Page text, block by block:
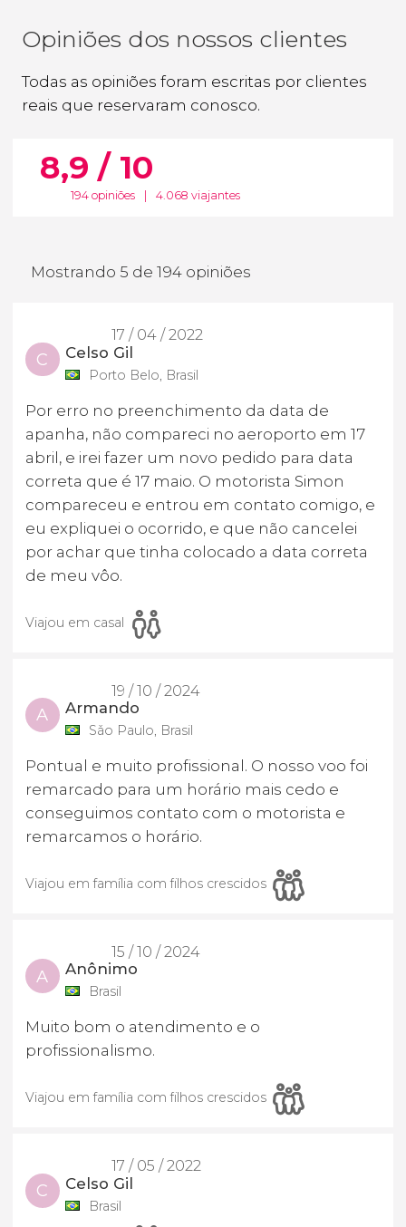
Opiniões dos nossos clientes
Todas as opiniões foram escritas por clientes
reais que reservaram conosco.
8,9 / 10
194 opiniões 4.068 viajantes
Mostrando 5 de 194 opiniões
17 / 04 / 2022
C Celso Gil
Porto Belo, Brasil
Por erro no preenchimento da data de
apanha, não compareci no aeroporto em 17
abril, e irei fazer um novo pedido para data
correta que é 17 maio. O motorista Simon
compareceu e entrou em contato comigo, e
eu expliquei o ocorrido, e que não cancelei
por achar que tinha colocado a data correta
de meu vôo.
Viajou em casal
19 / 10 / 2024
A Armando
Sǎo Paulo, Brasil
Pontual e muito profissional. O nosso voo foi
remarcado para um horário mais cedo e
conseguimos contato com o motorista e
remarcamos o horário.
Viajou em família com filhos crescidos
15 / 10 / 2024
A Anônimo
Brasil
Muito bom o atendimento e o
profissionalismo.
Viajou em família com filhos crescidos
17 / 05 / 2022
C Celso Gil
Brasil